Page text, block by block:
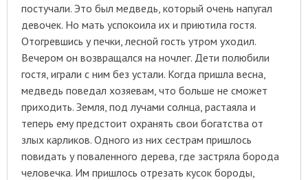
постучали. Это был медведь, который очень напугал
девочек. Но мать успокоила их и приютила гостя.
Отогревшись у печки, лесной гость утром уходил.
Вечером он возвращался на ночлег. Дети полюбили
гостя, играли с ним без устали. Когда пришла весна,
медведь поведал хозяевам, что больше не сможет
приходить. Земля, под лучами солнца, растаяла и
теперь ему предстоит охранять свои богатства от
злых карликов. Одного из них сестрам пришлось
повидать у поваленного дерева, где застряла борода
человечка. Им пришлось отрезать кусок бороды,